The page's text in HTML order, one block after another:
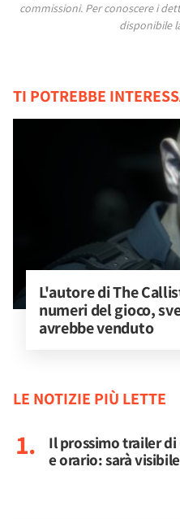
commissioni. Per conoscere i
disponibile
TI POTREBBE
L'autore di The
numeri del gioco,
avrebbe venduto
LE NOTIZIE PIÙ LETTE
Il prossimo trailer di
e orario: sarà